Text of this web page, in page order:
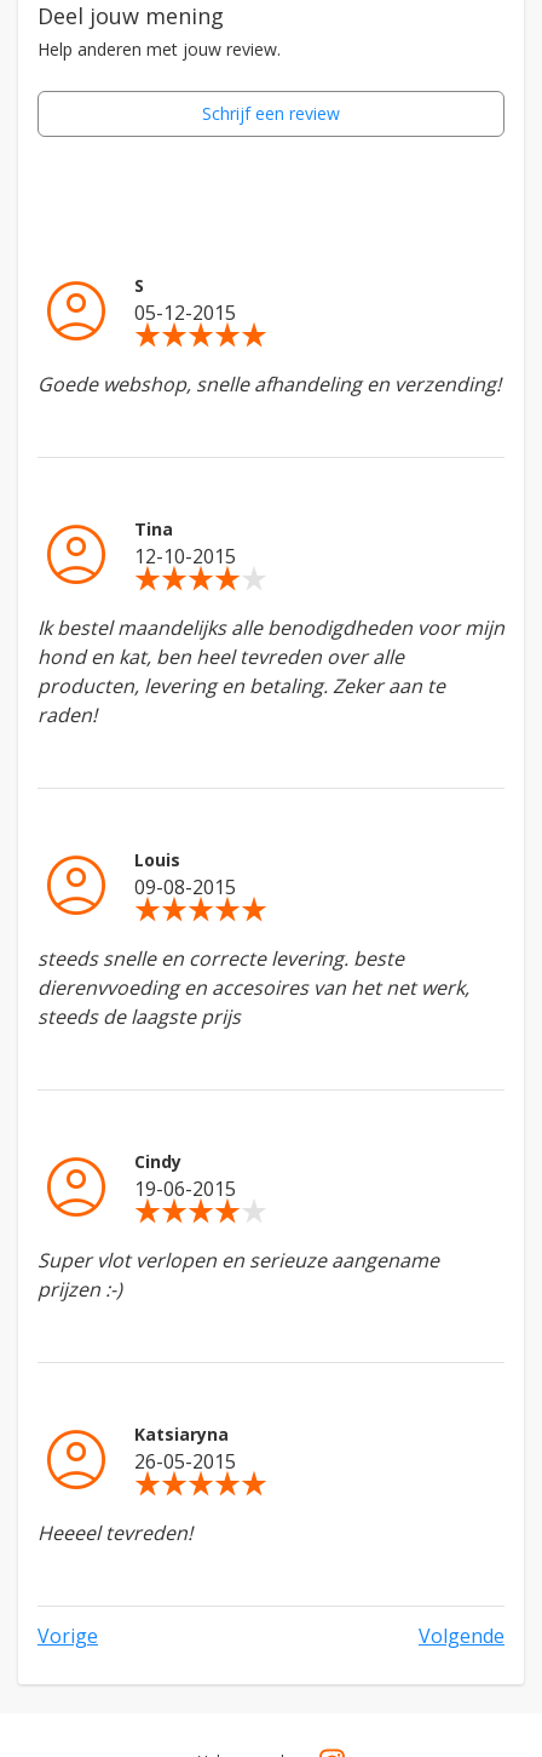
Deel jouw mening
Help anderen met jouw review.
Schrijf een review
account_circle S
05-12-2015
star_ratestar_ratestar_ratestar_ratestar_rate
Goede webshop, snelle afhandeling en verzending!
account_circle Tina
12-10-2015
star_ratestar_ratestar_ratestar_ratestar_rate
Ik bestel maandelijks alle benodigdheden voor mijn
hond en kat, ben heel tevreden over alle
producten, levering en betaling. Zeker aan te
raden!
account_circle Louis
09-08-2015
star_ratestar_ratestar_ratestar_ratestar_rate
steeds snelle en correcte levering. beste
dierenvvoeding en accesoires van het net werk,
steeds de laagste prijs
account_circle Cindy
19-06-2015
star_ratestar_ratestar_ratestar_ratestar_rate
Super vlot verlopen en serieuze aangename
prijzen :-)
account_circle Katsiaryna
26-05-2015
star_ratestar_ratestar_ratestar_ratestar_rate
Heeeel tevreden!
Vorige Volgende